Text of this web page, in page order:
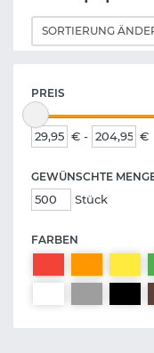
PREIS
€ - €
GEWÜNSCHTE
Stück
FARBEN